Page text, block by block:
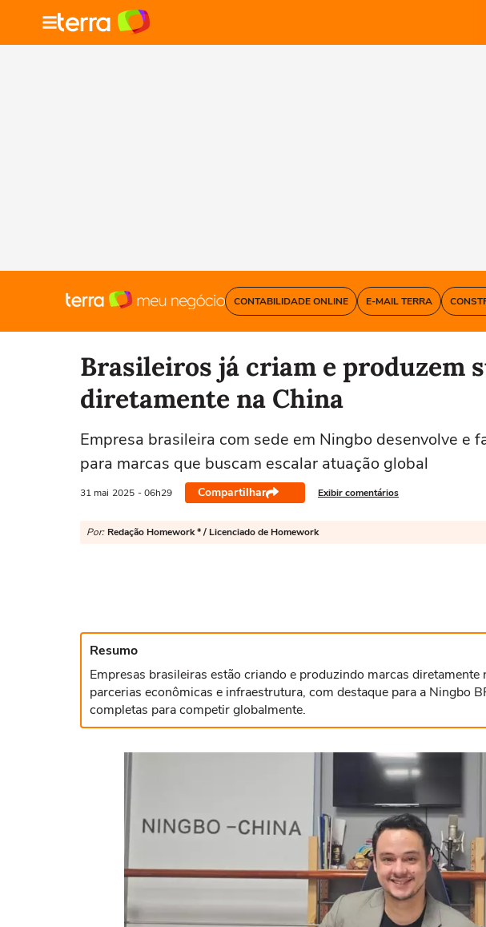
CONTABILIDADE ONLINE E-MAIL TERRA
Brasileiros já criam e produzem
diretamente na China
Empresa brasileira com sede em Ningbo desenvolve e
para marcas que buscam escalar atuação global
31 mai 2025 - 06h29 Compartilhar Exibir comentários
Por: Redação Homework * / Licenciado de Homework
Resumo
Empresas brasileiras estão criando e produzindo marcas
parcerias econômicas e infraestrutura, com destaque para a Ningbo
completas para competir globalmente.